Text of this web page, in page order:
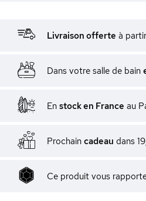
Livraison offerte à
Dans votre salle de bain
En stock en France au
Prochain cadeau dans
Ce produit vous